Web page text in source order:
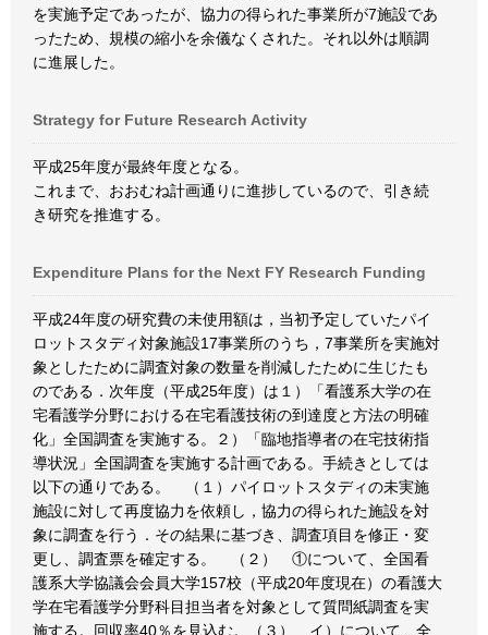
を実施予定であったが、協力の得られた事業所が7施設であ
ったため、規模の縮小を余儀なくされた。それ以外は順調
に進展した。
Strategy for Future Research Activity
平成25年度が最終年度となる。
これまで、おおむね計画通りに進捗しているので、引き続
き研究を推進する。
Expenditure Plans for the Next FY Research Funding
平成24年度の研究費の未使用額は，当初予定していたパイ
ロットスタディ対象施設17事業所のうち，7事業所を実施対
象としたために調査対象の数量を削減したために生じたも
のである．次年度（平成25年度）は１）「看護系大学の在
宅看護学分野における在宅看護技術の到達度と方法の明確
化」全国調査を実施する。２）「臨地指導者の在宅技術指
導状況」全国調査を実施する計画である。手続きとしては
以下の通りである。 （１）パイロットスタディの未実施
施設に対して再度協力を依頼し，協力の得られた施設を対
象に調査を行う．その結果に基づき、調査項目を修正・変
更し、調査票を確定する。 （２） ①について、全国看
護系大学協議会会員大学157校（平成20年度現在）の看護大
学在宅看護学分野科目担当者を対象として質問紙調査を実
施する。回収率40％を見込む。（３） イ）について、全